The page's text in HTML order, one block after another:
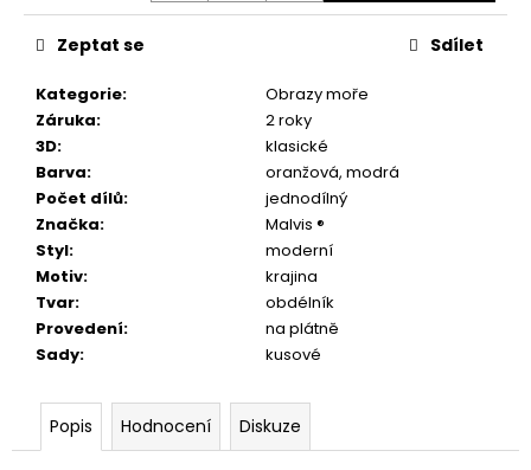
Kategorie:
Obrazy moře
Záruka:
2 roky
3D:
klasické
Barva: oranžová, modrá
Počet dílů:
jednodílný
Značka:
Malvis ®
Styl:
moderní
Motiv:
krajina
Tvar:
obdélník
Provedení:
na plátně
Sady: kusové
Zeptat se Sdílet
Popis Hodnocení Diskuze
OBRAZ
INDUSTRIÁLNÍ
MOTIV
599
Kč